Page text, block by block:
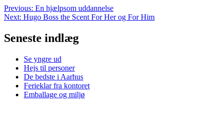
Previous: En hjælpsom uddannelse
Next: Hugo Boss the Scent For Her og For Him
Seneste indlæg
Se yngre ud
Hejs til personer
De bedste i Aarhus
Ferieklar fra kontoret
Emballage og miljø